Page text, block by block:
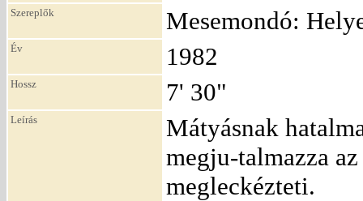
Szereplők Mesemondó:
Év 1982
Hossz 7' 30"
Leírás
Mátyásnak
megju-talmazza
megleckézteti.